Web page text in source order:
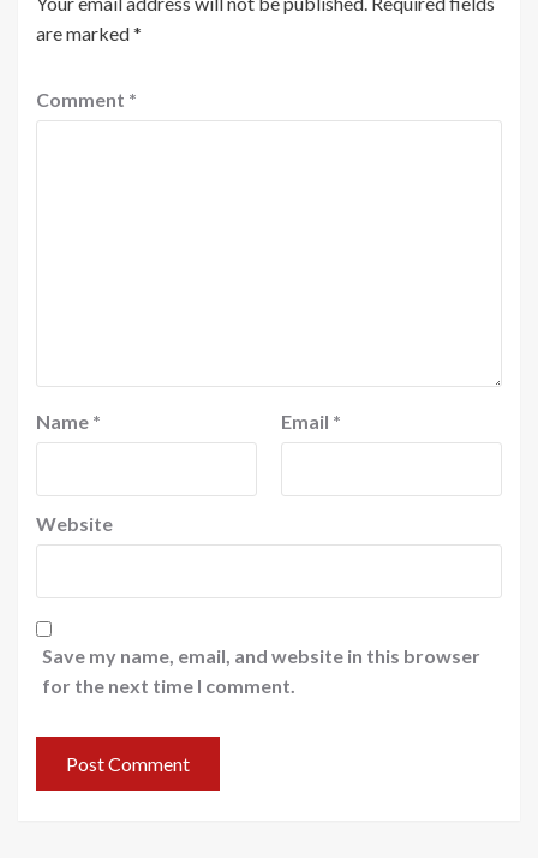
are marked*
Comment *
Name * Email *
Website
Save my name, email, and website in this browser
for the next time I comment.